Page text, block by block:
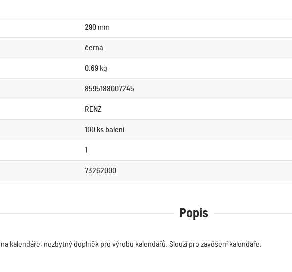
290 mm
černá
0.69 kg
8595188007245
RENZ
100 ks balení
1
73262000
Popis
kalendáře, nezbytný doplněk pro výrobu kalendářů. Slouží pro zavěšení kalendáře.